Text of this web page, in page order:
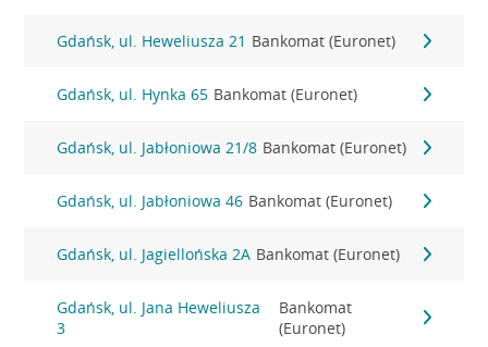
Gdańsk, ul. Heweliusza 21 Bankomat (Euronet)
Gdańsk, ul. Hynka 65 Bankomat (Euronet)
Gdańsk, ul. Jabłoniowa 21/8 Bankomat (Euronet)
Gdańsk, ul. Jabłoniowa 46 Bankomat (Euronet)
Gdańsk, ul. Jagiellońska 2A Bankomat (Euronet)
Gdańsk, ul. Jana Heweliusza
3
Bankomat
(Euronet)